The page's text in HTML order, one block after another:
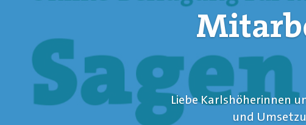
Liebe Karlshöherinnen
und